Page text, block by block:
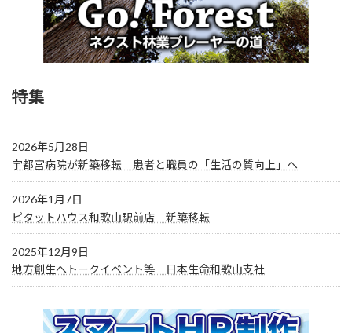
特集
2026年5月28日
宇都宮病院が新築移転 患者と職員の「生活の質向上」へ
2026年1月7日
ピタットハウス和歌山駅前店 新築移転
2025年12月9日
地方創生へトークイベント等 日本生命和歌山支社